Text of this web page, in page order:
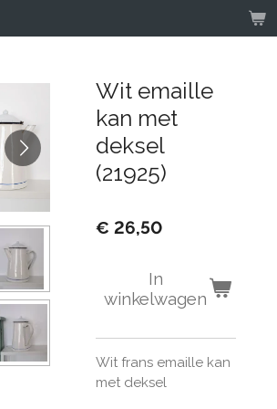
Wit emaille
kan met
deksel
(21925)
€ 26,50
In
winkelwagen
Wit frans emaille kan
met deksel